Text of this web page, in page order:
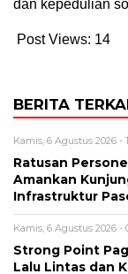
dan kepedulian
Post Views: 14
BERITA
Kamis, 6 Agustus 2026 -
Ratusan
Amankan
Infrastruktur
Kamis, 6 Agustus 2026 -
Strong Point
Lalu Lintas dan